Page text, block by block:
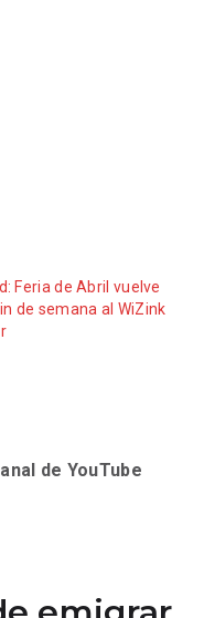
Feria de Abril vuelve
de semana al WiZink
de YouTube